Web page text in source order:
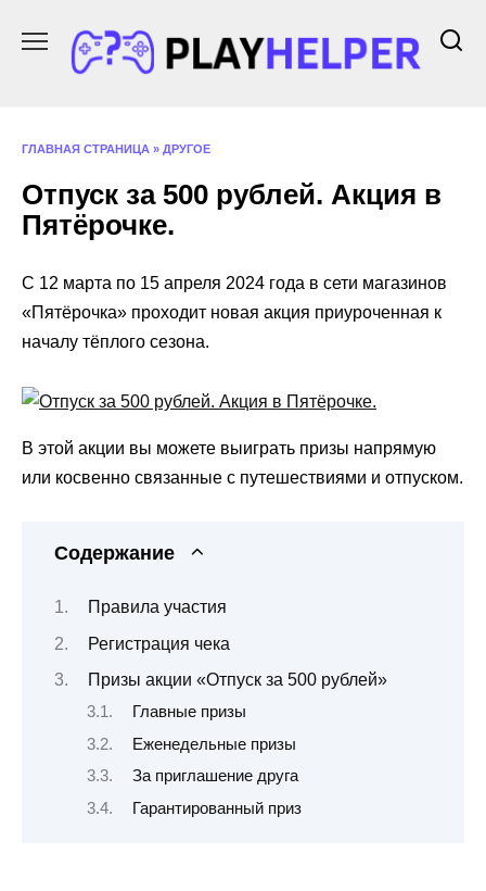
содержанию
ГЛАВНАЯ СТРАНИЦА » ДРУГОЕ
Отпуск за 500 рублей. Акция в
Пятёрочке.
С 12 марта по 15 апреля 2024 года в сети магазинов
«Пятёрочка» проходит новая акция приуроченная к
началу тёплого сезона.
В этой акции вы можете выиграть призы напрямую
или косвенно связанные с путешествиями и отпуском.
Содержание
Правила участия
Регистрация чека
Призы акции «Отпуск за 500 рублей»
Главные призы
Еженедельные призы
За приглашение друга
Гарантированный приз